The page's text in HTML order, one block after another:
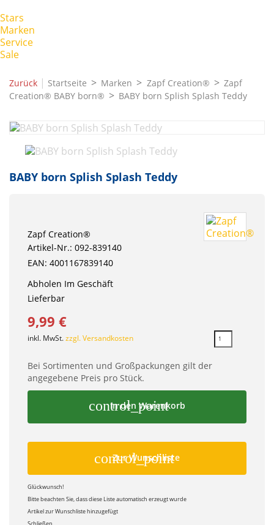
Stars
Marken
Service
Sale
Zurück | Startseite Marken Zapf Creation®
Zapf
Creation® BABY born®
BABY born Splish Splash Teddy
BABY born Splish Splash Teddy
Zapf Creation®
Artikel-Nr.: 092-839140
EAN: 4001167839140
Abholen Im Geschäft
Lieferbar
9,99 €
inkl. MwSt.zzgl. Versandkosten
Bei Sortimenten und Großpackungen gilt der
angegebene Preis pro Stück.
control_point
In den Warenkorb
control_point
Zur Wunschliste
Glückwunsch!
Bitte beachten Sie, dass diese Liste automatisch erzeugt wurde
Artikel zur Wunschliste hinzugefügt
Schließen